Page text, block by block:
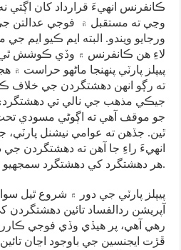
ڪانفرنس انهيءَ قرارداد کان اڳتي
وڃي ته مستقبل ۾ فوجي عدالتن
ورجايو ويندو. البته ايم ڪيو ايم
لاءِ هن ڪانفرنس ۾ وڏي ڪوشش ٿي
پيپلز پارٽي پنهنجا ماڻهو حراست
ته رڳو انهن دهشتگردن جي خلاف
جيڪي مذهب جي نالي تي دهشتگردي
جو موقف آهي ته اڳوڻي مسودي
ٿين. جڏهن ته عوامي نيشنل
انهيءَ راءِ جا آهن ته دهشتگردن
هر دهشتگرد کي دهشتگرد سمجهيو وڃي.
پيپلز پارٽي جي دور ۾ شروع ٿيل
آپريشن ردالفساد تائين
رهي آهي، پر هيڏي وڏي فوجي
ڦڙت ايجنسين جي باوجود اڃان